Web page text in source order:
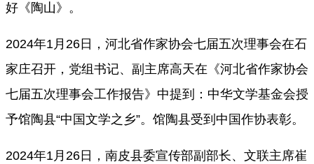
好《陶山》。
2024年1月26日，河北省作家协会七届五次理事会在石
家庄召开，党组书记、副主席高天在《河北省作家协会
七届五次理事会工作报告》中提到： 中华文学基金会授
予馆陶县“中国文学之乡”。馆陶县受到中国作协表彰。
2024年1月26日，南皮县委宣传部副部长、文联主席崔